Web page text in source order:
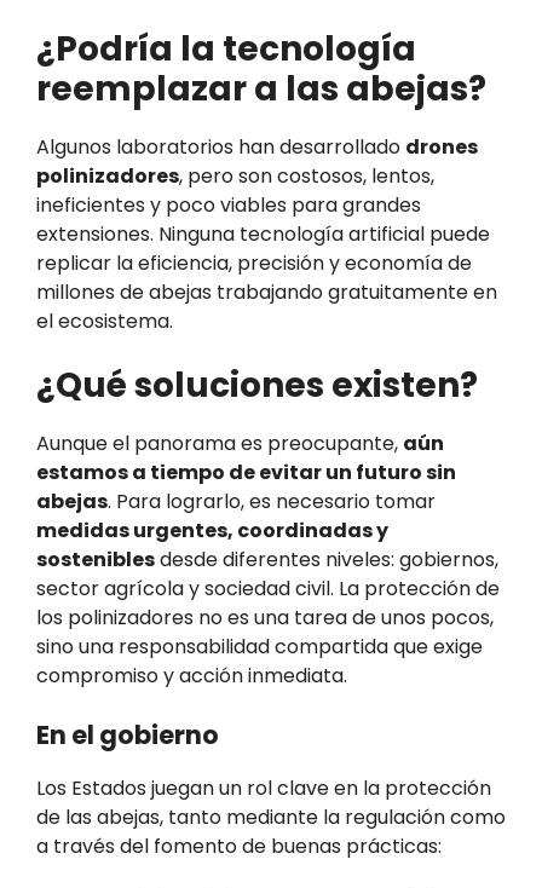
¿Podría la tecnología
reemplazar a las abejas?
Algunos laboratorios han desarrollado drones
polinizadores, pero son costosos, lentos,
ineficientes y poco viables para grandes
extensiones. Ninguna tecnología artificial puede
replicar la eficiencia, precisión y economía de
millones de abejas trabajando gratuitamente en
el ecosistema.
¿Qué soluciones existen?
Aunque el panorama es preocupante, aún
estamos a tiempo de evitar un futuro sin
abejas. Para lograrlo, es necesario tomar
medidas urgentes, coordinadas y
sosteniblesdesde diferentes niveles: gobiernos,
sector agrícola y sociedad civil. La protección de
los polinizadores no es una tarea de unos pocos,
sino una responsabilidad compartida que exige
compromiso y acción inmediata.
En el gobierno
Los Estados juegan un rol clave en la protección
de las abejas, tanto mediante la regulación como
a través del fomento de buenas prácticas: